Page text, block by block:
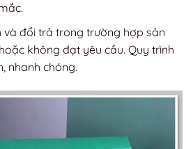
và đổi trả trong trường hợp sản
không đạt yêu cầu. Quy trình
nhanh chóng.